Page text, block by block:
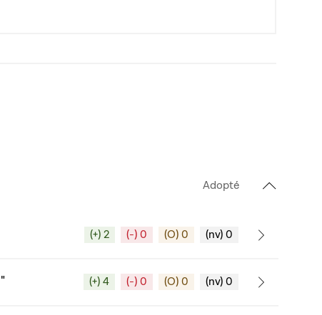
Adopté
(+) 2 (-) 0 (O) 0 (nv) 0
(+) 4 (-) 0 (O) 0 (nv) 0